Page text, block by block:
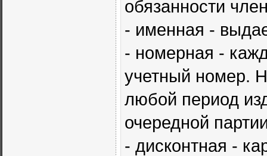
обязанности
- именная -
- номерная -
учетный номер.
любой период
очередной
- дисконтная -